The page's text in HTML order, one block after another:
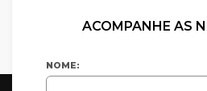
ACOMPANHE AS
NOME: